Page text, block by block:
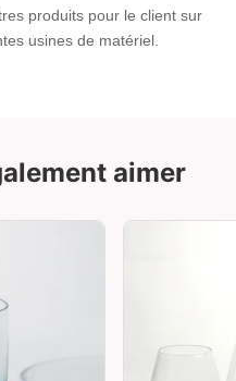
produits pour le client sur
usines de matériel.
aimer